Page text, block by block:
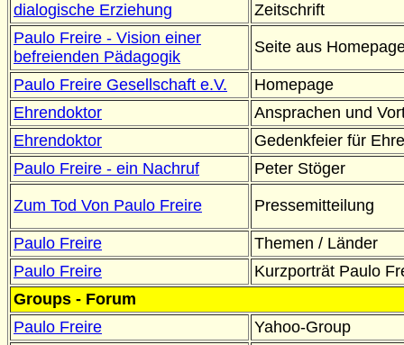
dialogische Erziehung
Zeitschrift
Paulo Freire - Vision einer
befreienden Pädagogik
Seite aus
Paulo Freire Gesellschaft e.V.
Homepage
Ehrendoktor
Ansprachen und
Ehrendoktor
Gedenkfeier für
Paulo Freire - ein Nachruf
Peter Stöger
Zum Tod Von Paulo Freire Pressemitteilung
Paulo Freire
Themen / Länder
Paulo Freire
Kurzporträt Paulo
Groups - Forum
Paulo Freire
Yahoo-Group